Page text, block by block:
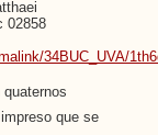
02858
34BUC_UVA/
quaternos
que se